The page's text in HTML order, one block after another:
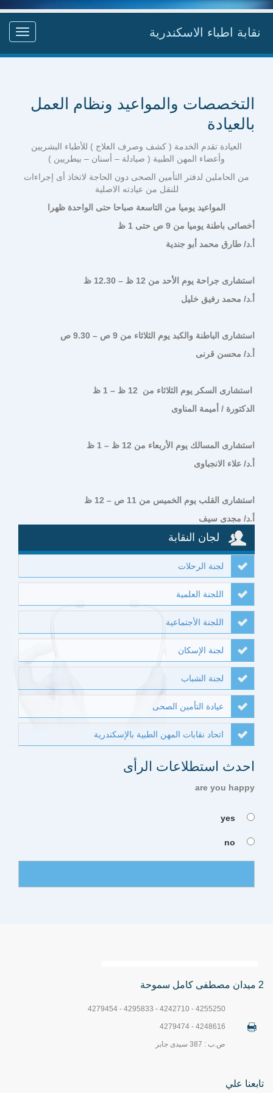
نقابة اطباء الاسكندرية
التخصصات والمواعيد ونظام العمل
بالعيادة
العيادة تقدم الخدمة ( كشف وصرف العلاج ) للأطباء البشريين
وأعضاء المهن الطبية ( صيادلة – أسنان – بيطريين )
من الحاملين لدفتر التأمين الصحى دون الحاجة لاتخاذ أى إجراءات
للنقل من عيادته الاصلية
المواعيد يوميا من التاسعة صباحا حتى الواحدة ظهرا
أخصائى باطنة يوميا من 9 ص حتى 1 ظ
أ.د/ طارق محمد أبو جندية
استشارى جراحة يوم الأحد من 12 ظ – 12.30 ظ
أ.د/ محمد رفيق خليل
استشارى الباطنة والكبد يوم الثلاثاء من 9 ص – 9.30 ص
أ.د/ محسن قرنى
استشارى السكر يوم الثلاثاء من 12 ظ – 1 ظ
الدكتورة / أميمة المناوى
استشارى المسالك يوم الأربعاء من 12 ظ – 1 ظ
أ.د/ علاء الانجباوى
استشارى القلب يوم الخميس من 11 ص – 12 ظ
أ.د/ مجدى سيف
لجان النقابة
لجنة الرحلات
اللجنة العلمية
اللجنة الأجتماعية
لجنة الإسكان
لجنة الشباب
عيادة التأمين الصحى
اتحاد نقابات المهن الطبية بالإسكندرية
احدث استطلاعات الرأى
are you happy
yes
no
2 ميدان مصطفى كامل سموحة
4255250 - 4242710 - 4295833 - 4279454
4248616 - 4279474
ص.ب : 387 سيدى جابر
تابعنا علي